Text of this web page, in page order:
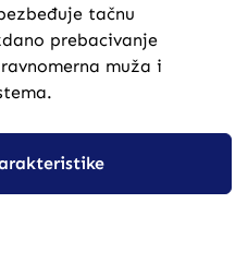
tačnu
prebacivanje
muža i